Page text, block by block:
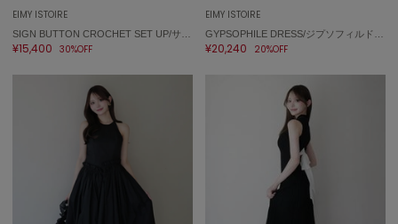
EIMY ISTOIRE
¥15,400 30%OFF
EIMY ISTOIRE
¥20,240 20%OFF